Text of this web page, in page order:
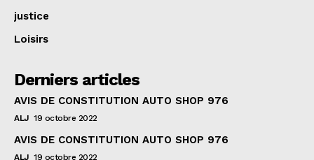
justice
Loisirs
Derniers articles
AVIS DE CONSTITUTION AUTO SHOP 976
ALJ 19 octobre 2022
AVIS DE CONSTITUTION AUTO SHOP 976
ALJ 19 octobre 2022